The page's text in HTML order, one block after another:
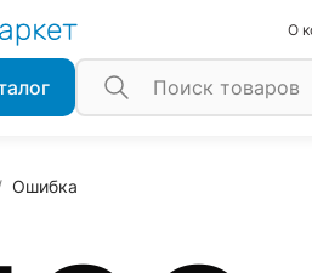
О
Ошибка